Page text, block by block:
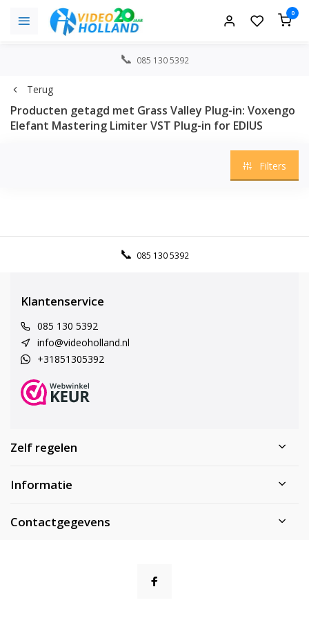
0
085 130 5392
Terug
Producten getagd met Grass Valley Plug-in: Voxengo
Elefant Mastering Limiter VST Plug-in for EDIUS
Filters
085 130 5392
Klantenservice
085 130 5392
info@videoholland.nl
+31851305392
Zelf regelen
Informatie
Contactgegevens